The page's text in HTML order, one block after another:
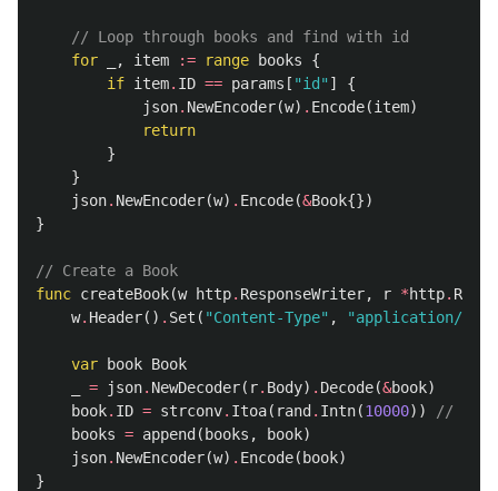
// Loop through books and find with id
for
, item := range books
{
if item. ID == params [ "id" ]
{
json. NewEncoder(w) . Encode(item)
return
}
}
json. NewEncoder(w) . Encode(&Book{})
}
// Create a Book
func createBook(w http. ResponseWriter, r *http.
w. Header() . Set ( "Content-Type" , "application/
var book Book
= json. NewDecoder( r. Body) . Decode(&book)
book. ID = strconv. Itoa( rand . Intn(10000))
//
books = append ( books , book)
json. NewEncoder(w) . Encode( book)
}